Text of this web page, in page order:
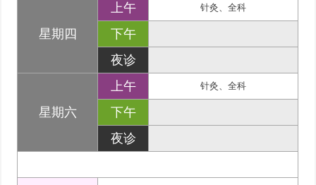
星期四
上午 针灸、全科
下午
夜诊
星期六
上午 针灸、全科
下午
夜诊